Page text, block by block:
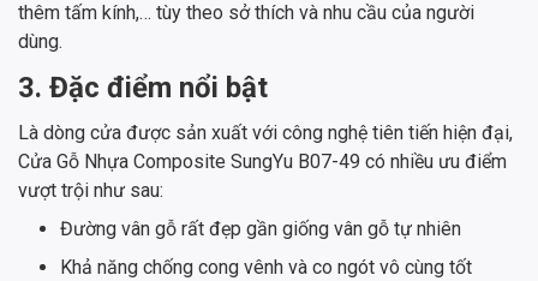
thêm tấm kính,… tùy theo sở thích và nhu cầu của người
dùng.
3. Đặc điểm nổi bật
Là dòng cửa được sản xuất với công nghệ tiên tiến hiện đại,
Cửa Gỗ Nhựa Composite SungYu B07-49 có nhiều ưu điểm
vượt trội như sau:
Đường vân gỗ rất đẹp gần giống vân gỗ tự nhiên
Khả năng chống cong vênh và co ngót vô cùng tốt